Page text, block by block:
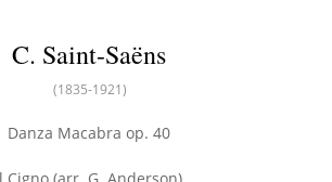
C. Saint-Saëns
(1835-1921)
Danza Macabra op. 40